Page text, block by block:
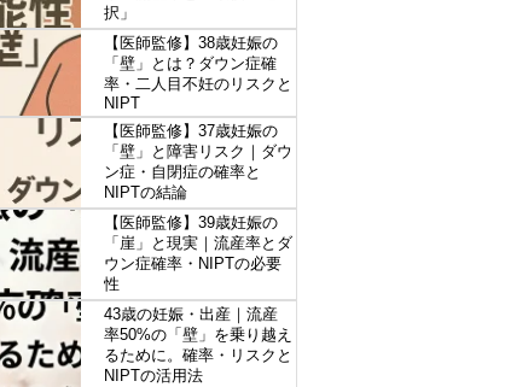
択」
【医師監修】38歳妊娠の
「壁」とは？ダウン症確
率・二人目不妊のリスクと
NIPT
【医師監修】37歳妊娠の
「壁」と障害リスク｜ダウ
ン症・自閉症の確率と
NIPTの結論
【医師監修】39歳妊娠の
「崖」と現実｜流産率とダ
ウン症確率・NIPTの必要
性
43歳の妊娠・出産｜流産
率50%の「壁」を乗り越え
るために。確率・リスクと
NIPTの活用法